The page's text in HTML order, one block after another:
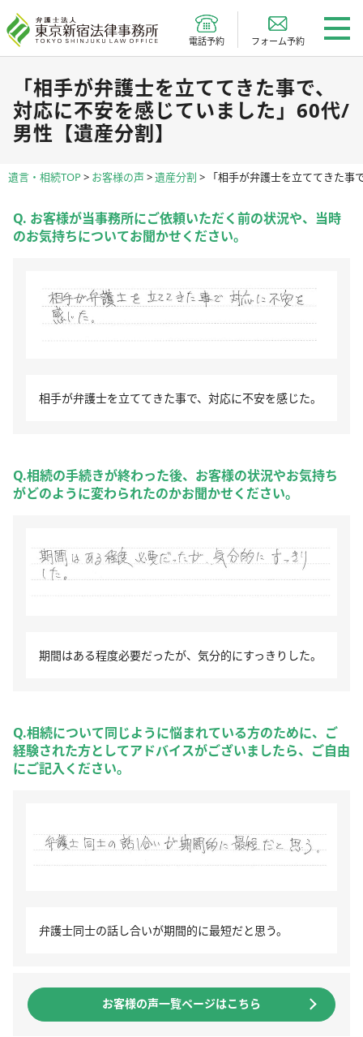
電話予約 フォーム予約
「相手が弁護士を立ててきた事で、
対応に不安を感じていました」60代/
男性【遺産分割】
遺言・相続TOP> お客様の声 >遺産分割 > 「相手が弁護士を立ててきた
Q. お客様が当事務所にご依頼いただく前の状況や、当時
のお気持ちについてお聞かせください。
相手が弁護士を立ててきた事で、対応に不安を感じた。
Q.相続の手続きが終わった後、お客様の状況やお気持ち
がどのように変わられたのかお聞かせください。
期間はある程度必要だったが、気分的にすっきりした。
Q.相続について同じように悩まれている方のために、ご
経験された方としてアドバイスがございましたら、ご自由
にご記入ください。
弁護士同士の話し合いが期間的に最短だと思う。
お客様の声一覧ページはこちら